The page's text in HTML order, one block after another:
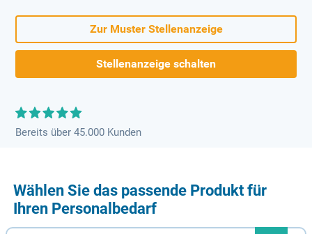
Zur Muster Stellenanzeige
Stellenanzeige schalten
Bereits über 45.000 Kunden
Wählen Sie das passende Produkt für
Ihren Personalbedarf